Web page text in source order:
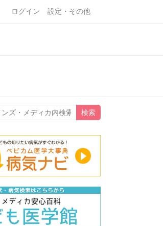
ログイン 設定・その他